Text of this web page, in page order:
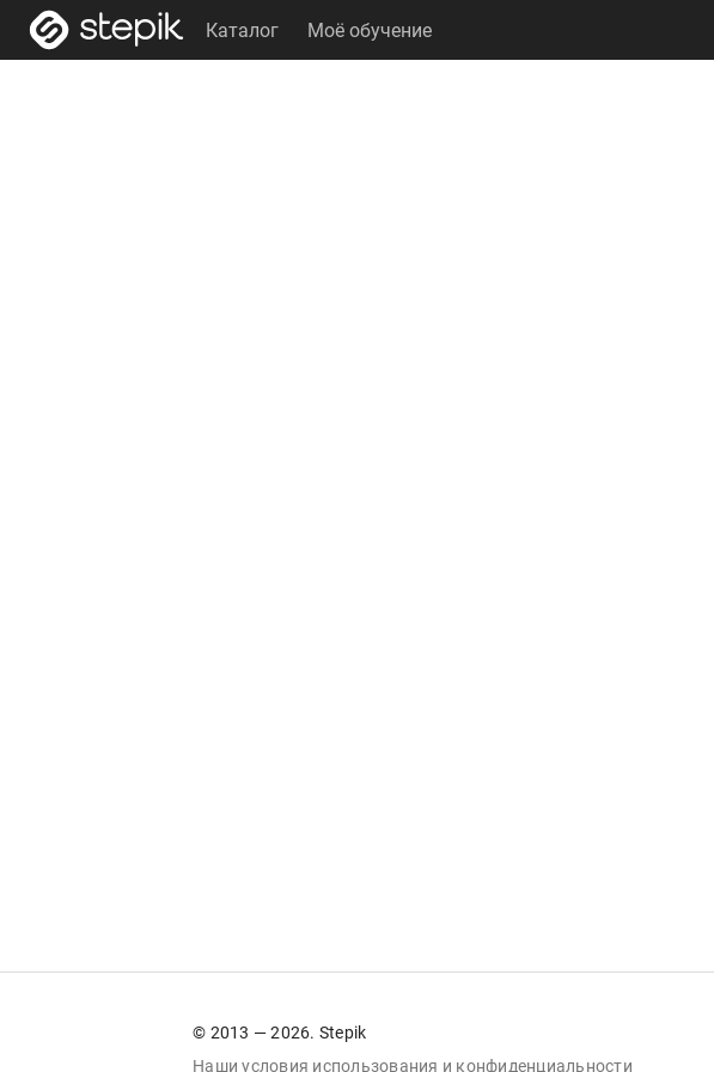
Каталог Моё обучение
© 2013 — 2026. Stepik
Наши условия использования и конфиденциальности